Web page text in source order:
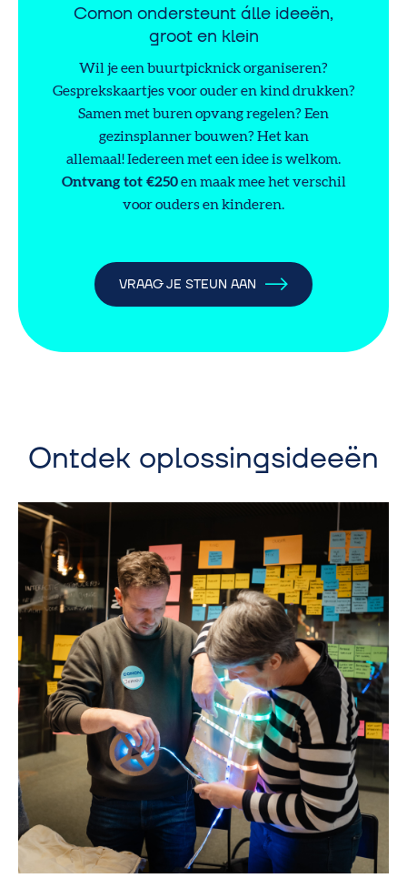
Comon ondersteunt álle ideeën,
groot en klein
Wil je een buurtpicknick organiseren?
Gesprekskaartjes voor ouder en kind drukken?
Samen met buren opvang regelen? Een
gezinsplanner bouwen? Het kan
allemaal! Iedereen met een idee is welkom.
Ontvang tot €250en maak mee het verschil
voor ouders en kinderen.
VRAAG JE STEUN AAN
Ontdek oplossingsideeën